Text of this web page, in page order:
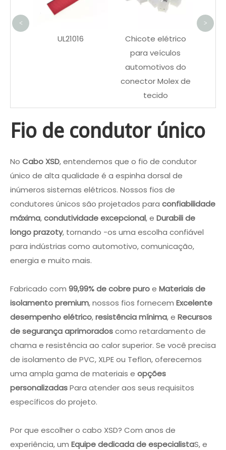
UL21016
Chicote elétrico
para veículos
automotivos do
conector Molex de
tecido
< >
Fio de condutor único
No Cabo XSD, entendemos que o fio de condutor
único de alta qualidade é a espinha dorsal de
inúmeros sistemas elétricos. Nossos fios de
condutores únicos são projetados para confiabilidade
máxima,condutividade excepcional, e Durabili de
longo prazoty, tornando -os uma escolha confiável
para indústrias como automotivo, comunicação,
energia e muito mais.
Fabricado com 99,99% de cobre puroe Materiais de
isolamento premium, nossos fios fornecem Excelente
desempenho elétrico,resistência mínima, e Recursos
de segurança aprimoradoscomo retardamento de
chama e resistência ao calor superior. Se você precisa
de isolamento de PVC, XLPE ou Teflon, oferecemos
uma ampla gama de materiais e opções
personalizadasPara atender aos seus requisitos
específicos do projeto.
Por que escolher o cabo XSD? Com anos de
experiência, um Equipe dedicada de especialistaS, e